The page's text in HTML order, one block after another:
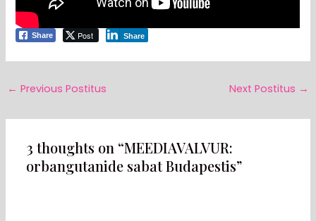
Share Post Share
← Previous Postitus Next Postitus →
3 thoughts on “MEEDIAVALVUR:
orbangutanide sabat Budapestis”